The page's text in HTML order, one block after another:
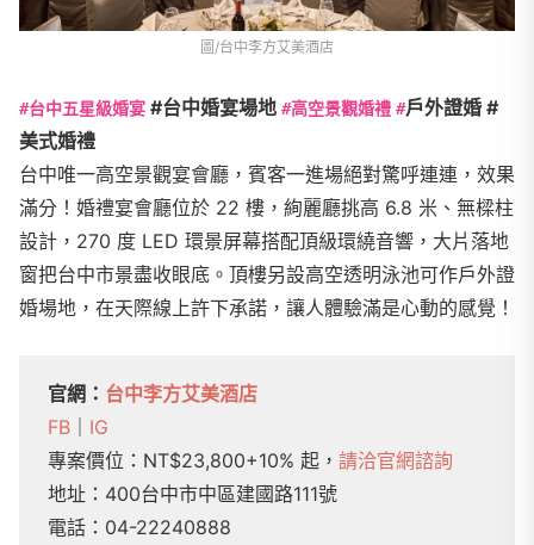
圖/台中李方艾美酒店
#台中五星級婚宴 #台中婚宴場地 #高空景觀婚禮 #戶外證婚 #
美式婚禮
台中唯一高空景觀宴會廳，賓客一進場絕對驚呼連連，效果
滿分！婚禮宴會廳位於 22 樓，絢麗廳挑高 6.8 米、無樑柱
設計，270 度 LED 環景屏幕搭配頂級環繞音響，大片落地
窗把台中市景盡收眼底。頂樓另設高空透明泳池可作戶外證
婚場地，在天際線上許下承諾，讓人體驗滿是心動的感覺！
官網： 台中李方艾美酒店
FB
IG
專案價位：NT$23,800+10% 起， 請洽官網諮詢
地址：400台中市中區建國路111號
電話：04-22240888